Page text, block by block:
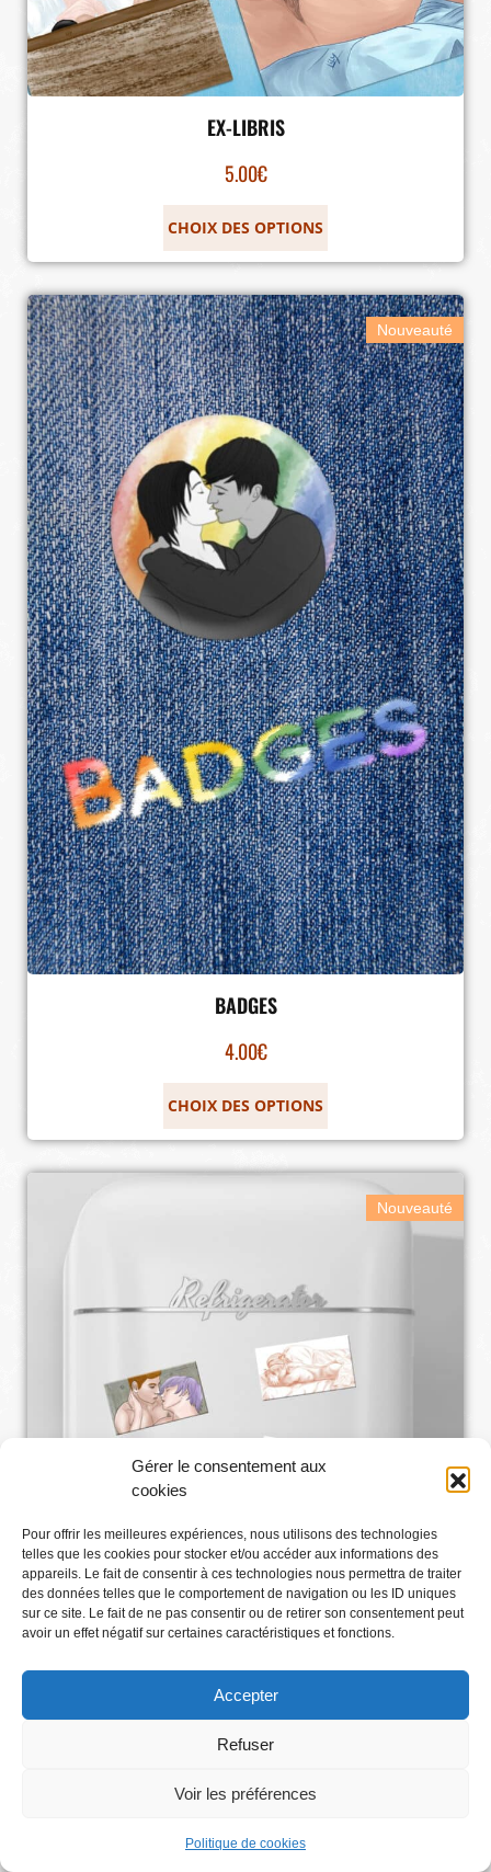
Gérer le consentement aux
cookies
Pour offrir les meilleures expériences, nous utilisons des technologies
telles que les cookies pour stocker et/ou accéder aux informations des
appareils. Le fait de consentir à ces technologies nous permettra de traiter
des données telles que le comportement de navigation ou les ID uniques
sur ce site. Le fait de ne pas consentir ou de retirer son consentement peut
avoir un effet négatif sur certaines caractéristiques et fonctions.
Accepter
Refuser
Voir les préférences
Politique de cookies
EX-LIBRIS
5.00€
CHOIX DES OPTIONS
Nouveauté
BADGES
4.00€
CHOIX DES OPTIONS
Nouveauté